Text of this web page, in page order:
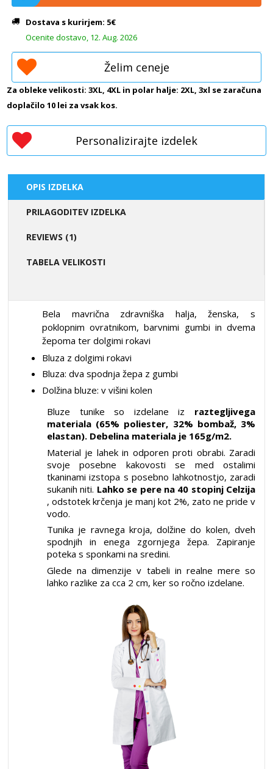
Dostava s kurirjem: 5€
Ocenite dostavo, 12. Aug. 2026
Želim ceneje
Za obleke velikosti: 3XL, 4XL in polar halje: 2XL, 3xl se zaračuna
doplačilo 10 lei za vsak kos.
Personalizirajte izdelek
OPIS IZDELKA
PRILAGODITEV IZDELKA
REVIEWS (1)
TABELA VELIKOSTI
Bela mavrična zdravniška halja, ženska, s
poklopnim ovratnikom, barvnimi gumbi in dvema
žepoma ter dolgimi rokavi
Bluza z dolgimi rokavi
Bluza: dva spodnja žepa z gumbi
Dolžina bluze: v višini kolen
Bluze tunike so izdelane iz raztegljivega
materiala (65% poliester, 32% bombaž, 3%
elastan). Debelina materiala je 165g/m2.
Material je lahek in odporen proti obrabi. Zaradi
svoje posebne kakovosti se med ostalimi
tkaninami izstopa s posebno lahkotnostjo, zaradi
sukanih niti. Lahko se pere na 40 stopinj Celzija
, odstotek krčenja je manj kot 2%, zato ne pride v
vodo.
Tunika je ravnega kroja, dolžine do kolen, dveh
spodnjih in enega zgornjega žepa. Zapiranje
poteka s sponkami na sredini.
Glede na dimenzije v tabeli in realne mere so
lahko razlike za cca 2 cm, ker so ročno izdelane.